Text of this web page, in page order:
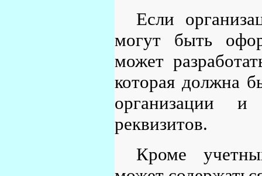
Если
могут быть
может
которая должна
организации и
реквизитов.
Кроме